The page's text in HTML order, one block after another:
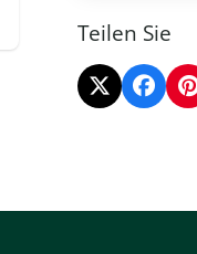
Teilen Sie